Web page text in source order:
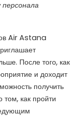
Air Astana
После того, как
и доходит
получить
как пройти